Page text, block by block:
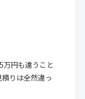
万円も違うこと
りは全然違っ